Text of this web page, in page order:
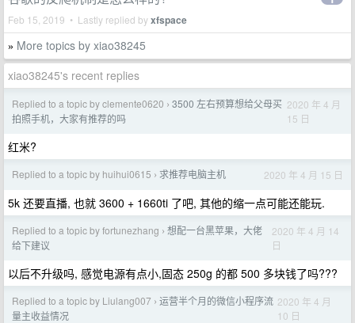
Feb 15, 2019 • Lastly replied byxfspace
» More topics by xiao38245
xiao38245's recent replies
Replied to a topic by clemente0620 › 3500 左右预算想给父母买
拍照手机，大家有推荐的吗
2020 年 4 月
15 日
红米?
Replied to a topic by huihui0615 › 求推荐电脑主机 2020 年 4 月 15 日
5k 还要直播, 也就 3600 + 1660ti 了吧, 其他的缩一点可能还能玩.
Replied to a topic by fortunezhang › 想配一台黑苹果，大佬
给下建议
2020 年 4 月 14
日
以后不升级吗, 感觉电源有点小,固态 250g 的都 500 多块钱了吗???
Replied to a topic by Liulang007 › 运营半个月的微信小程序流
量主收益情况
2020 年 4 月
10 日